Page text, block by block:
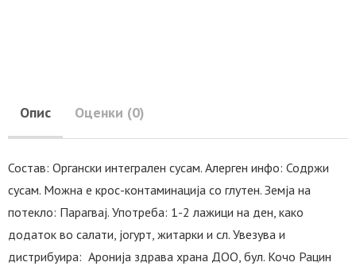
Опис Оценки (0)
Состав: Органски интегрален сусам. Алерген инфо: Содржи
сусам. Можна е крос-контаминација со глутен. Земја на
потекло: Парагвај. Употреба: 1-2 лажици на ден, како
додаток во салати, јогурт, житарки и сл. Увезува и
дистрибуира: Аронија здрава храна ДОО, бул. Кочо Рацин